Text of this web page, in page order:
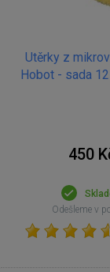
Utěrky z
Hobot - sada
450
Odešleme v